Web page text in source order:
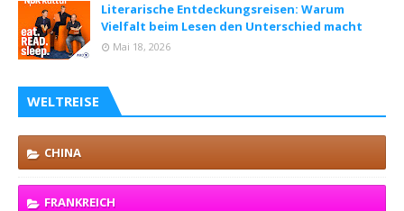
Literarische Entdeckungsreisen: Warum
Vielfalt beim Lesen den Unterschied macht
Mai 18, 2026
WELTREISE
CHINA
FRANKREICH